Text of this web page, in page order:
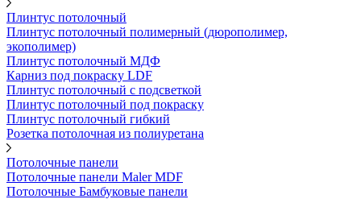
Плинтус потолочный
Плинтус потолочный полимерный (дюрополимер,
экополимер)
Плинтус потолочный МДФ
Карниз под покраску LDF
Плинтус потолочный с подсветкой
Плинтус потолочный под покраску
Плинтус потолочный гибкий
Розетка потолочная из полиуретана
Потолочные панели
Потолочные панели Maler MDF
Потолочные Бамбуковые панели